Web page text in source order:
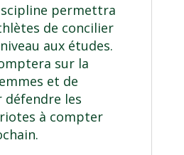
permettra
de concilier
aux études.
sur la
et de
défendre les
à compter